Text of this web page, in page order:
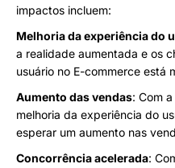
impactos incluem:
Melhoria da experiência do
a realidade aumentada e os
usuário no E-commerce está
Aumento das vendas: Com
melhoria da experiência do
esperar um aumento nas
Concorrência acelerada: